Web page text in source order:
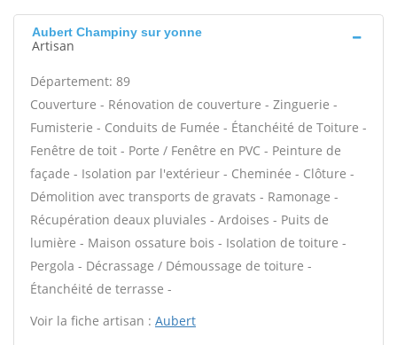
Aubert Champiny sur yonne
Artisan
Département: 89
Couverture - Rénovation de couverture - Zinguerie -
Fumisterie - Conduits de Fumée - Étanchéité de Toiture -
Fenêtre de toit - Porte / Fenêtre en PVC - Peinture de
façade - Isolation par l'extérieur - Cheminée - Clôture -
Démolition avec transports de gravats - Ramonage -
Récupération deaux pluviales - Ardoises - Puits de
lumière - Maison ossature bois - Isolation de toiture -
Pergola - Décrassage / Démoussage de toiture -
Étanchéité de terrasse -
Voir la fiche artisan : Aubert